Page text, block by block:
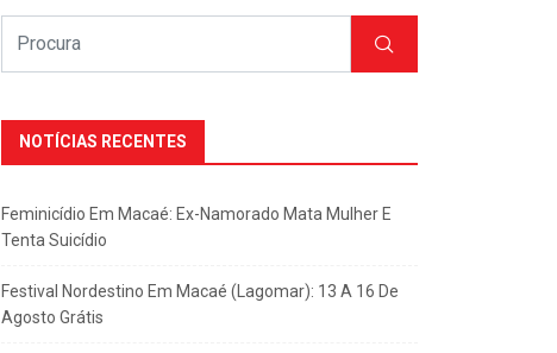
NOTÍCIAS RECENTES
Feminicídio Em Macaé: Ex-Namorado Mata Mulher E
Tenta Suicídio
Festival Nordestino Em Macaé (Lagomar): 13 A 16 De
Agosto Grátis